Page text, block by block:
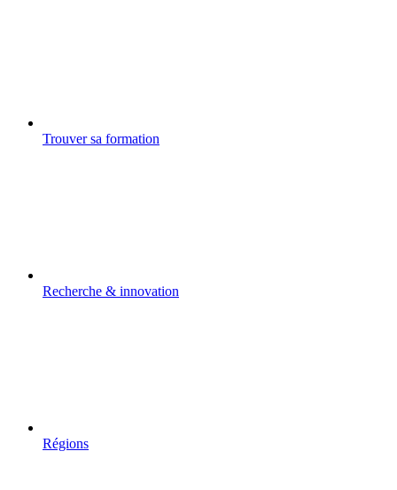
Trouver sa formation
Recherche & innovation
Régions